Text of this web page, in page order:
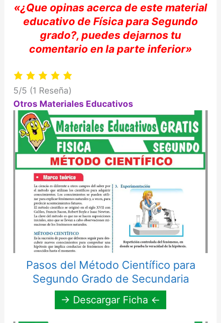
«¿Que opinas acerca de este material
educativo de Físicapara Segundo
grado?, puedes dejarnos tu
comentario en la parte inferior»
5/5 (1 Reseña)
Otros Materiales Educativos
Pasos del Método Científico para
Segundo Grado de Secundaria
→ Descargar Ficha ←